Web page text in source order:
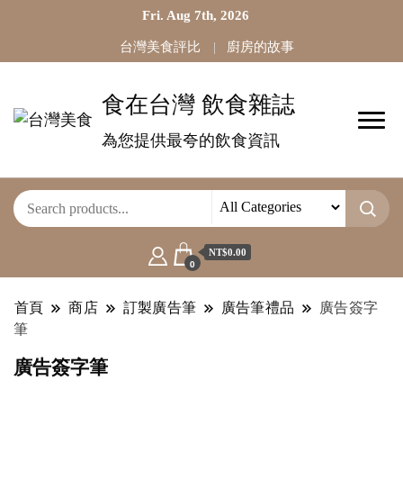
Fri. Aug 7th, 2026
台灣美食評比 廚房的故事
食在台灣 飲食雜誌
為您提供最夸的飲食資訊
0
NT$0.00
首頁 商店 訂製廣告筆 廣告筆禮品
廣告簽字
筆
廣告簽字筆